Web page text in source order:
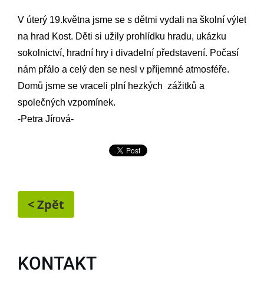
V úterý 19.května jsme se s dětmi vydali na školní výlet
na hrad Kost. Děti si užily prohlídku hradu, ukázku
sokolnictví, hradní hry i divadelní představení. Počasí
nám přálo a celý den se nesl v příjemné atmosféře.
Domů jsme se vraceli plní hezkých zážitků a
společných vzpomínek.
-Petra Jírová-
< Zpět
KONTAKT